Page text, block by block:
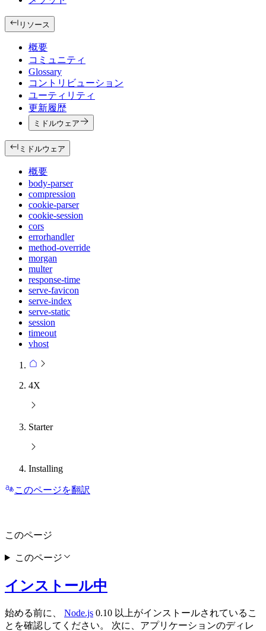
リソース
概要
コミュニティ
Glossary
コントリビューション
ユーティリティ
更新履歴
ミドルウェア
ミドルウェア
概要
body-parser
compression
cookie-parser
cookie-session
cors
errorhandler
method-override
morgan
multer
response-time
serve-favicon
serve-index
serve-static
session
timeout
vhost
4X
Starter
Installing
このページを翻訳
インストール中
始める前に、 Node.js 0.10 以上がインストールされているこ
とを確認してください。 次に、アプリケーションのディレ
このページ
このページ